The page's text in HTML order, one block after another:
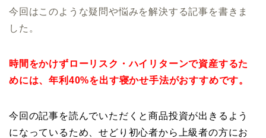
今回はこのような疑問や悩みを解決する記事を書きま
した。
時間をかけずローリスク・ハイリターンで資産するた
めには、年利40%を出す寝かせ手法がおすすめです。
今回の記事を読んでいただくと商品投資が出きるよう
になっているため、せどり初心者から上級者の方にお